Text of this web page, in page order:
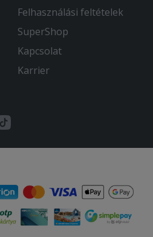
Felhasználási feltételek
SuperShop
Kapcsolat
Karrier